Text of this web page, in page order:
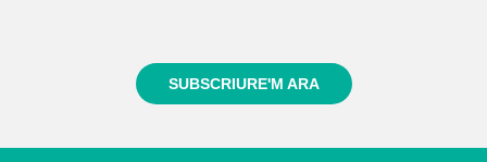
SUBSCRIURE'M ARA